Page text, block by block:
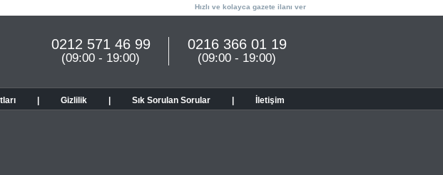
Hızlı ve kolayca gazete ilanı ver
0216 366 01 19
(09:00 - 19:00)
0212 571 46 99
(09:00 - 19:00)
Gizlilik Sık Sorulan Sorular İletişim